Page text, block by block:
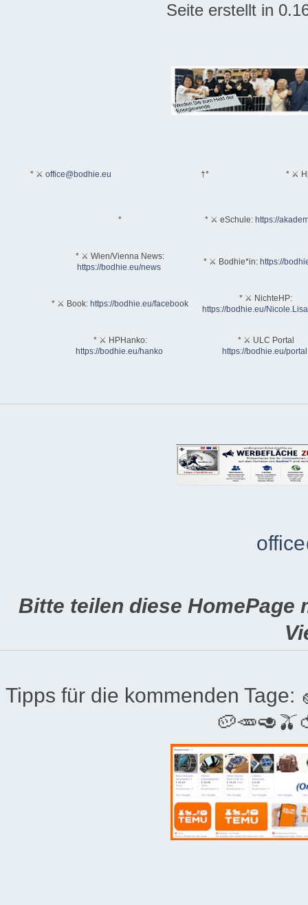
Seite erstellt in
* ⚔ office@bodhie.eu †* * ⚔
* * ⚔ eSchule: https://
* ⚔ Wien/Vienna News:
https://bodhie.eu/news
* ⚔ Bodhie*in: https://
* ⚔ Book: https://bodhie.eu/facebook
* ⚔ NichteHP:
https://bodhie.eu/
* ⚔ HPHanko:
https://bodhie.eu/hanko
* ⚔ ULC Portal
https://bodhie.eu/portal
Bitte teilen diese HomePage
Tipps für die kommenden